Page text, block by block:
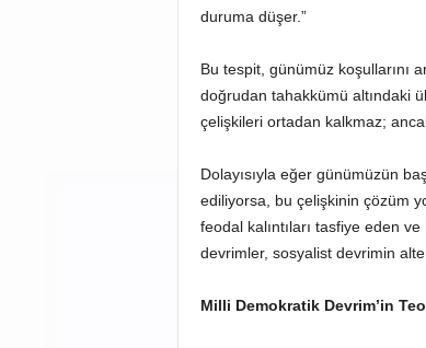
duruma düşer.”
Bu tespit, günümüz koşullarını
doğrudan tahakkümü altındaki
çelişkileri ortadan kalkmaz;
Dolayısıyla eğer günümüzün
ediliyorsa, bu çelişkinin çözüm
feodal kalıntıları tasfiye eden
devrimler, sosyalist devrimin
Milli Demokratik Devrim’in